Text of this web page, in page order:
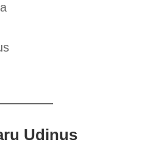
Udinus